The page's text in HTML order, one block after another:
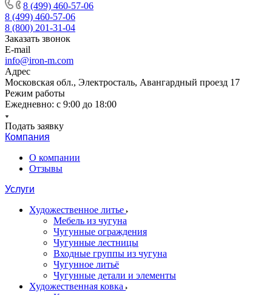
8 (499) 460-57-06
8 (499) 460-57-06
8 (800) 201-31-04
Заказать звонок
E-mail
info@iron-m.com
Адрес
Московская обл., Электросталь, Авангардный проезд 17
Режим работы
Ежедневно: с 9:00 до 18:00
Подать заявку
Компания
О компании
Отзывы
Услуги
Художественное литье
Мебель из чугуна
Чугунные ограждения
Чугунные лестницы
Входные группы из чугуна
Чугунное литьё
Чугунные детали и элементы
Художественная ковка